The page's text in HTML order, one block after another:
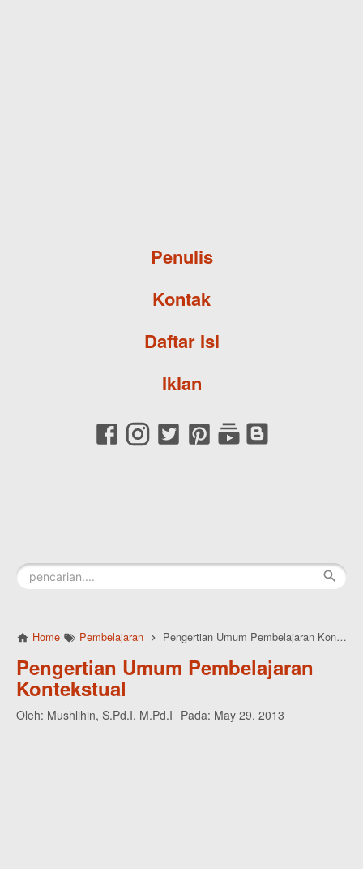
Penulis
Kontak
Daftar Isi
Iklan
Home Pembelajaran Pengertian Umum Pembelajaran Kontekstual
Pengertian Umum Pembelajaran
Kontekstual
Oleh: Mushlihin, S.Pd.I, M.Pd.I Pada: May 29, 2013